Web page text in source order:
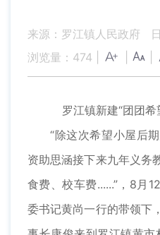
来源：罗江镇人民政府
浏览量： 474
罗江镇新建“团团
“除这次希望小屋后
资助思涵接下来九年义务
食费、校车费......”，8月
委书记黄尚一行的带领下